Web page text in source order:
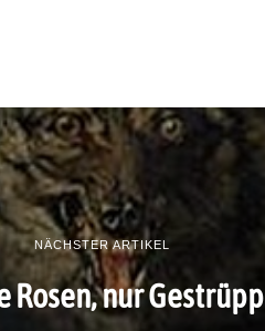
NÄCHSTER ARTIKEL
Rosen, nur Gestrüpp